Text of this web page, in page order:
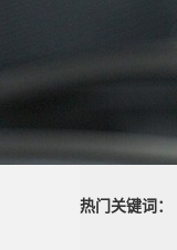
热门关键词：